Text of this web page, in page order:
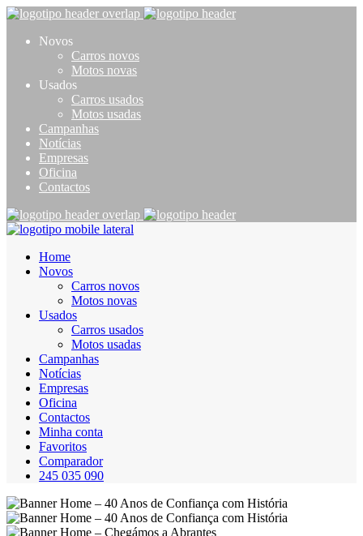
Novos
Carros novos
Motos novas
Usados
Carros usados
Motos usadas
Campanhas
Notícias
Empresas
Oficina
Contactos
Home
Novos
Carros novos
Motos novas
Usados
Carros usados
Motos usadas
Campanhas
Notícias
Empresas
Oficina
Contactos
Minha conta
Favoritos
Comparador
245 035 090